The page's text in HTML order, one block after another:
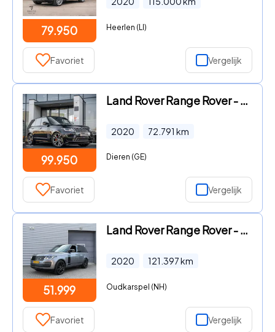
79.950 Heerlen (LI)
Favoriet Vergelijk
99.950
Land Rover Range Rover - P565 SVAutobiography / Meridian / Carbon / Massage / HUD / F
2020 72.791 km
Dieren (GE)
Favoriet Vergelijk
51.999
Land Rover Range Rover - P400e Vogue I PHEV I Aut. I Pano.dak I Carplay I Camera I Le
2020 121.397km
Oudkarspel (NH)
Favoriet Vergelijk